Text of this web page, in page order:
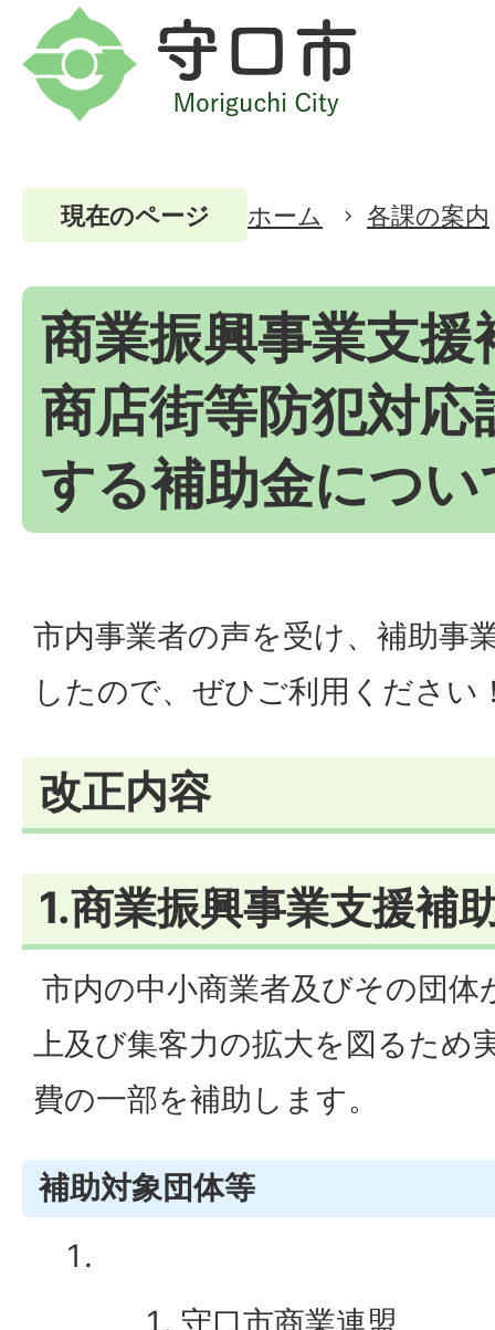
現在のページ ホーム 各課の案内
商業振興事業支援
商店街等防犯対応
する補助金につい
市内事業者の声を受け、補助事
したので、ぜひご利用ください
改正内容
1.商業振興事業支援補
市内の中小商業者及びその団体
上及び集客力の拡大を図るため
費の一部を補助します。
補助対象団体等